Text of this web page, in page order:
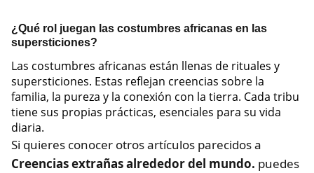
¿Qué rol juegan las costumbres africanas en las
supersticiones?
Las costumbres africanas están llenas de rituales y
supersticiones. Estas reflejan creencias sobre la
familia, la pureza y la conexión con la tierra. Cada tribu
tiene sus propias prácticas, esenciales para su vida
diaria.
Si quieres conocer otros artículos parecidos a
Creencias extrañas alrededor del mundo. puedes